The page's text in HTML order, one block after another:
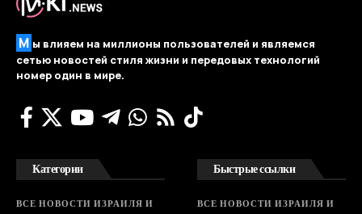
М ы влияем на миллионы пользователей и являемся
сетью новостей стиля жизни и передовых технологий
номер один в мире.
Категории
ВСЕ НОВОСТИ ИЗРАИЛЯ И
Быстрые ссылки
ВСЕ НОВОСТИ ИЗРАИЛЯ И